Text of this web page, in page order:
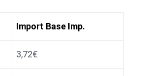
Import Base Imp.
3,72€